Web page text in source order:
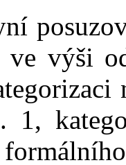
ve výši
1,